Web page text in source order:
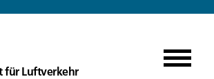
für Luftverkehr